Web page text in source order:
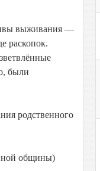
выживания —
раскопок.
были
родственного
общины)